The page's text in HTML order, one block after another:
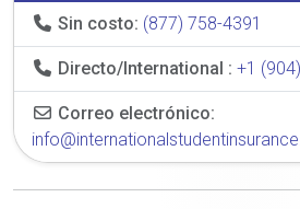
Sin costo: (877) 758-4391
Directo/International : +1
Correo electrónico: